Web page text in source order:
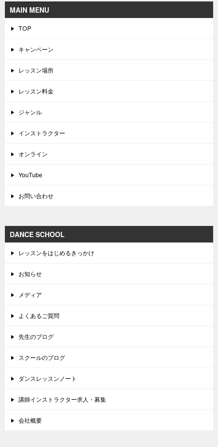
MAIN MENU
TOP
キャンペーン
レッスン場所
レッスン料金
ジャンル
インストラクター
オンライン
YouTube
お問い合わせ
DANCE SCHOOL
レッスンをはじめるきっかけ
お知らせ
メディア
よくあるご質問
先生のブログ
スクールのブログ
ダンスレッスンノート
講師インストラクター求人・募集
会社概要